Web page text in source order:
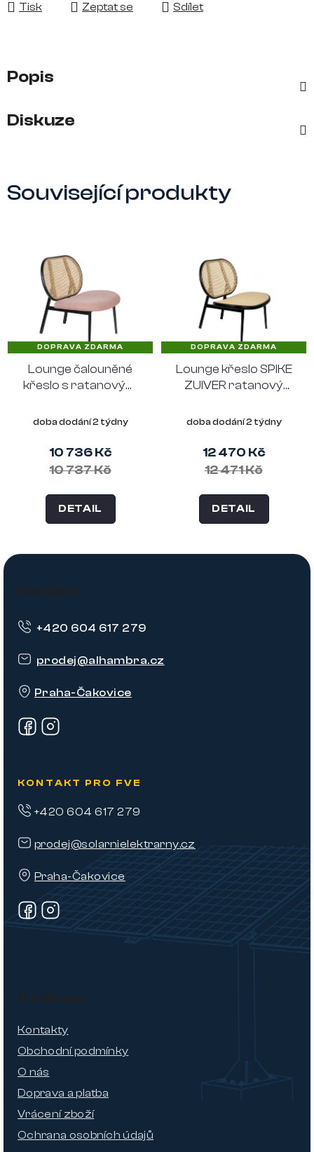
Tisk Zeptat se Sdílet
Popis
Diskuze
Související produkty
DOPRAVA ZDARMA
Lounge čalouněné
křeslo s ratanovým
ZUIVER,růžové
doba dodání 2 týdny
10 736 Kč
10 737 Kč
DETAIL
DOPRAVA ZDARMA
Lounge křeslo SPIKE
ZUIVER ratanový
doba dodání 2 týdny
12 470 Kč
12 471 Kč
DETAIL
Z
Kontakt
prodej@alhambra.cz
Praha-Čakovice
+420 604 617 279
KONTAKT PRO FVE
prodej@solarnielektrarny.cz
Praha-Čakovice
+420 604 617 279
O nákupu
Kontakty
Obchodní podmínky
O nás
Doprava a platba
Vrácení zboží
Ochrana osobních údajů